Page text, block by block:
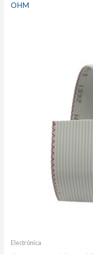
OHM
Electrónica